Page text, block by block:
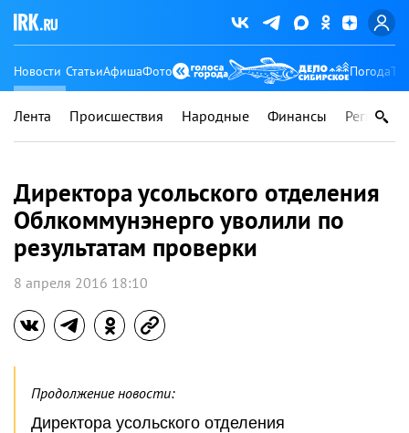
Новости СтатьиАфишаФото Погода
Лента Происшествия Народные Финансы Регионы
Директора усольского отделения
Облкоммунэнерго уволили по
результатам проверки
8 апреля 2016 18:10
Продолжение новости:
Директора усольского отделения